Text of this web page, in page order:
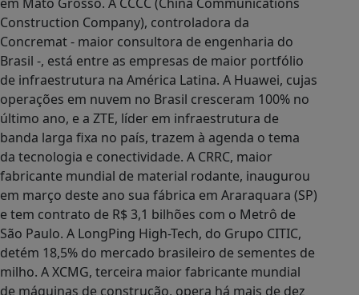
Construction Company), controladora da
Concremat - maior consultora de engenharia do
Brasil -, está entre as empresas de maior portfólio
de infraestrutura na América Latina. A Huawei, cujas
operações em nuvem no Brasil cresceram 100% no
último ano, e a ZTE, líder em infraestrutura de
banda larga fixa no país, trazem à agenda o tema
da tecnologia e conectividade. A CRRC, maior
fabricante mundial de material rodante, inaugurou
em março deste ano sua fábrica em Araraquara (SP)
e tem contrato de R$ 3,1 bilhões com o Metrô de
São Paulo. A LongPing High-Tech, do Grupo CITIC,
detém 18,5% do mercado brasileiro de sementes de
milho. A XCMG, terceira maior fabricante mundial
de máquinas de construção, opera há mais de dez